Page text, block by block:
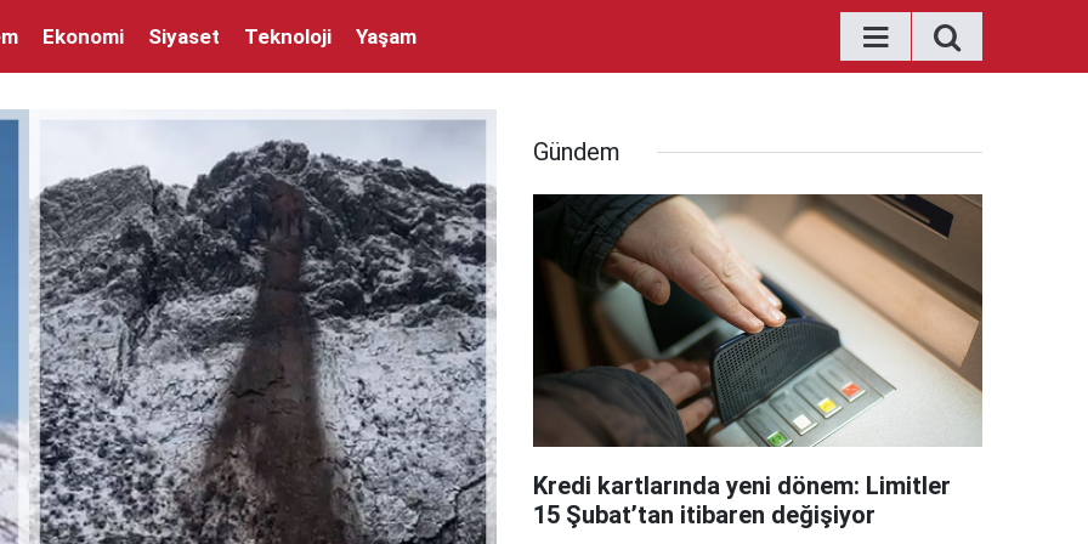
Ekonomi Siyaset Teknoloji Yaşam
Gündem
Kredi kartlarında yeni dönem: Limitler
15 Şubat’tan itibaren değişiyor